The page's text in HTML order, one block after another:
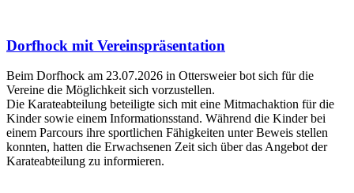
Dorfhock mit Vereinspräsentation
Beim Dorfhock am 23.07.2026 in Ottersweier bot sich für die
Vereine die Möglichkeit sich vorzustellen.
Die Karateabteilung beteiligte sich mit eine Mitmachaktion für die
Kinder sowie einem Informationsstand. Während die Kinder bei
einem Parcours ihre sportlichen Fähigkeiten unter Beweis stellen
konnten, hatten die Erwachsenen Zeit sich über das Angebot der
Karateabteilung zu informieren.